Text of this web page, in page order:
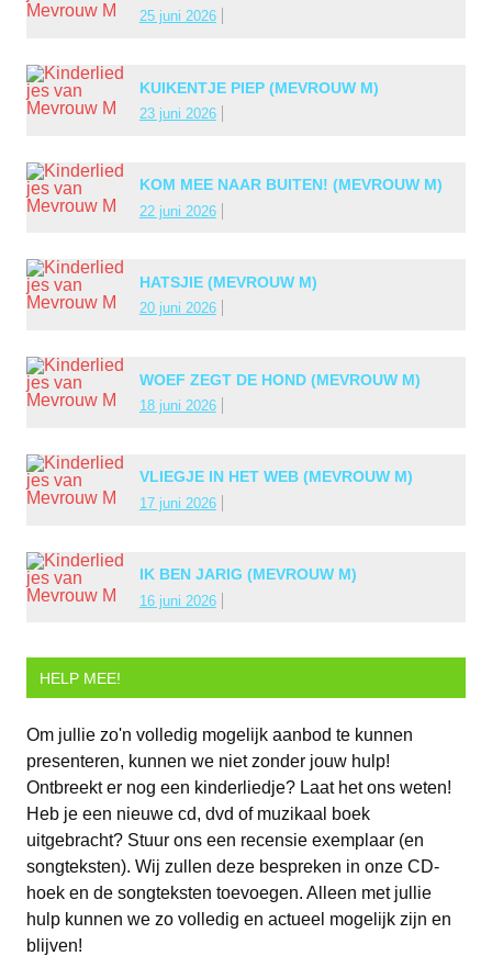
25 juni 2026
KUIKENTJE PIEP (MEVROUW M)
23 juni 2026
KOM MEE NAAR BUITEN! (MEVROUW M)
22 juni 2026
HATSJIE (MEVROUW M)
20 juni 2026
WOEF ZEGT DE HOND (MEVROUW M)
18 juni 2026
VLIEGJE IN HET WEB (MEVROUW M)
17 juni 2026
IK BEN JARIG (MEVROUW M)
16 juni 2026
HELP MEE!
Om jullie zo'n volledig mogelijk aanbod te kunnen
presenteren, kunnen we niet zonder jouw hulp!
Ontbreekt er nog een kinderliedje? Laat het ons weten!
Heb je een nieuwe cd, dvd of muzikaal boek
uitgebracht? Stuur ons een recensie exemplaar (en
songteksten). Wij zullen deze bespreken in onze CD-
hoek en de songteksten toevoegen. Alleen met jullie
hulp kunnen we zo volledig en actueel mogelijk zijn en
blijven!